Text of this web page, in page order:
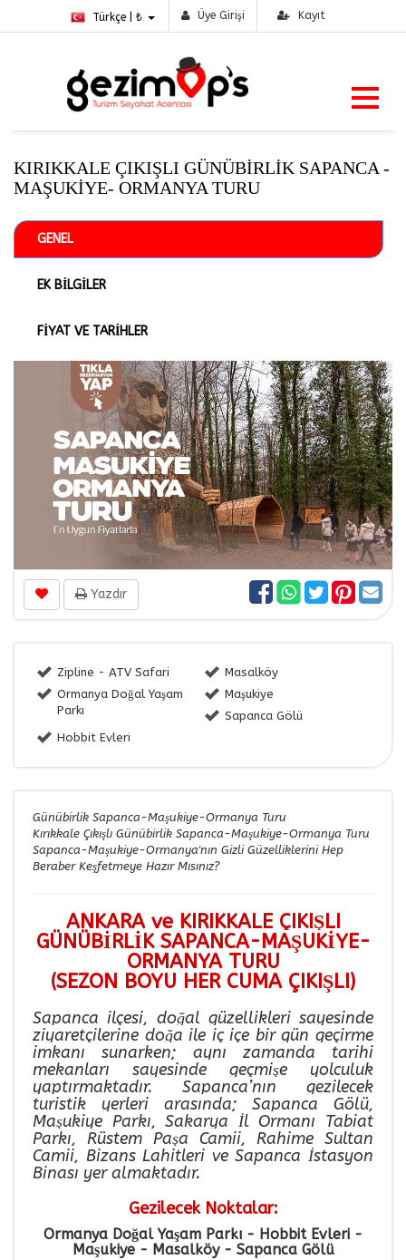
Türkçe | ₺ Üye Girişi Kayıt
KIRIKKALE ÇIKIŞLI GÜNÜBİRLİK SAPANCA -
MAŞUKİYE- ORMANYA TURU
GENEL
EK BİLGİLER
FİYAT VE TARİHLER
Yazdır
Zipline - ATV Safari
Masalköy
Ormanya Doğal Yaşam
Parkı
Maşukiye
Sapanca Gölü
Hobbit Evleri
Günübirlik Sapanca-Maşukiye-Ormanya Turu
Kırıkkale Çıkışlı Günübirlik Sapanca-Maşukiye-Ormanya Turu
Sapanca-Maşukiye-Ormanya'nın Gizli Güzelliklerini Hep
Beraber Keşfetmeye Hazır Mısınız?
ANKARA ve KIRIKKALE ÇIKIŞLI
GÜNÜBİRLİK SAPANCA-MAŞUKİYE-
ORMANYA TURU
(SEZON BOYU HER CUMA ÇIKIŞLI)
Sapanca ilçesi, doğal güzellikleri sayesinde
ziyaretçilerine doğa ile iç içe bir gün geçirme
imkanı sunarken; aynı zamanda tarihi
mekanları sayesinde geçmişe yolculuk
yaptırmaktadır. Sapanca’nın gezilecek
turistik yerleri arasında; Sapanca Gölü,
Maşukiye Parkı, Sakarya İl Ormanı Tabiat
Parkı, Rüstem Paşa Camii, Rahime Sultan
Camii, Bizans Lahitleri ve Sapanca İstasyon
Binası yer almaktadır.
Gezilecek Noktalar:
Ormanya Doğal Yaşam Parkı - Hobbit Evleri -
Maşukiye - Masalköy - Sapanca Gölü